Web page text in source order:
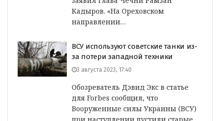
Кадыров. «На Ореховском
направлении…
ВСУ используют советские танки из-
за потери западной техники
3 августа 2023, 17:40
Обозреватель Дэвид Экс в статье
для Forbes сообщил, что
Вооруженные силы Украины (ВСУ)